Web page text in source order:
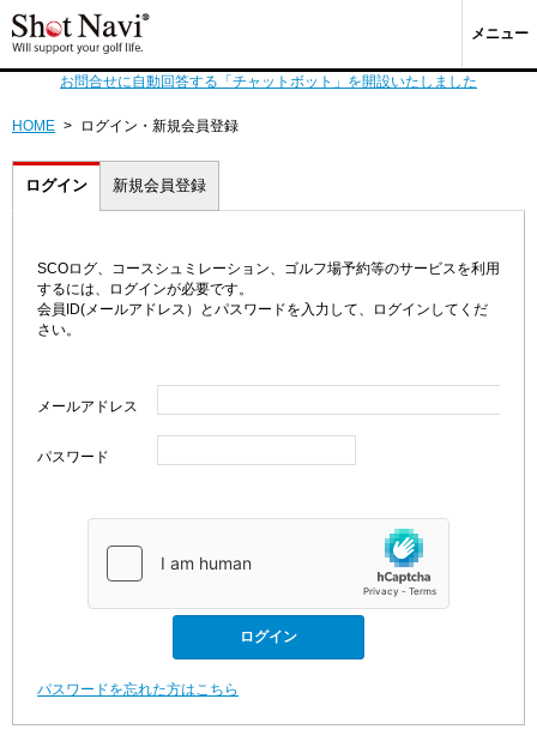
メニュー
お問合せに自動回答する「チャットボット」を開設いたしました
HOME > ログイン・新規会員登録
ログイン 新規会員登録
SCOログ、コースシュミレーション、ゴルフ場予約等のサービスを利用
するには、ログインが必要です。
会員ID(メールアドレス）とパスワードを入力して、ログインしてくだ
さい。
メールアドレス
パスワード
パスワードを忘れた方はこちら